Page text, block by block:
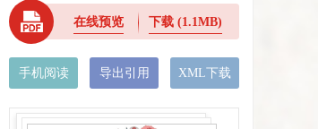
在线预览 下载(1.1MB)
手机阅读 导出引用 XML下载